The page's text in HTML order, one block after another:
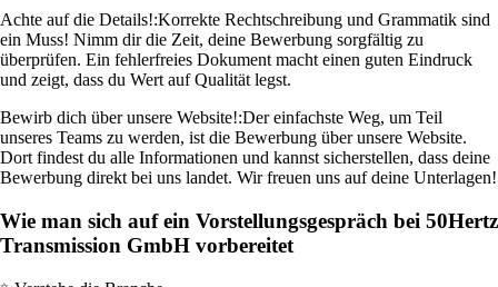
Achte auf die Details!:Korrekte Rechtschreibung und Grammatik sind
ein Muss! Nimm dir die Zeit, deine Bewerbung sorgfältig zu
überprüfen. Ein fehlerfreies Dokument macht einen guten Eindruck
und zeigt, dass du Wert auf Qualität legst.
Bewirb dich über unsere Website!:Der einfachste Weg, um Teil
unseres Teams zu werden, ist die Bewerbung über unsere Website.
Dort findest du alle Informationen und kannst sicherstellen, dass deine
Bewerbung direkt bei uns landet. Wir freuen uns auf deine Unterlagen!
Wie man sich auf ein Vorstellungsgespräch bei 50Hertz
Transmission GmbH vorbereitet